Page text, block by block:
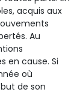
acquis aux
Au
en cause. Si
où
de son